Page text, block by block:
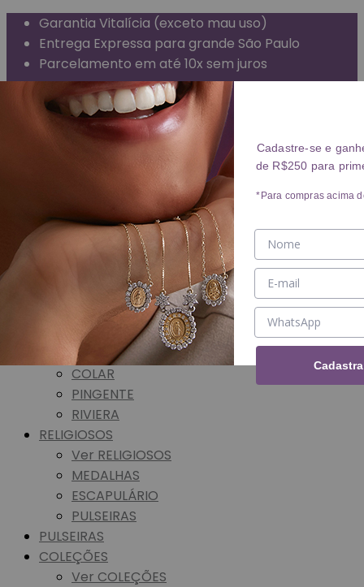
Garantia Vitalícia (exceto mau uso)
Entrega Expressa para grande São Paulo
Parcelamento em até 10x sem juros
Frete Grátis para todo o Brasil
ALIANÇA
BRINCOS
Ver BRINCOS
ARGOLA
PIERCING
COLARES
Ver COLARES
COLAR
PINGENTE
RIVIERA
RELIGIOSOS
Ver RELIGIOSOS
MEDALHAS
ESCAPULÁRIO
PULSEIRAS
PULSEIRAS
COLEÇÕES
Ver COLEÇÕES
Cadastre-se e
de R$250 para
*Para compras acima